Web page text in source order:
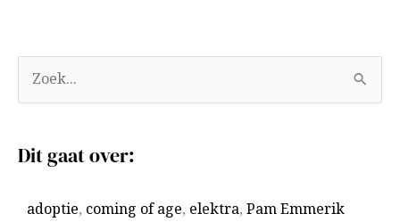
o
k
Dit gaat over:
adoptie, coming of age, elektra, Pam Emmerik
r
h